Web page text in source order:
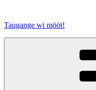
springen
Taugange wi mööt!